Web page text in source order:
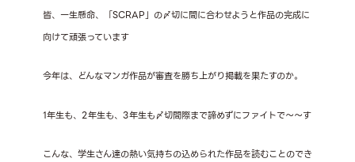
皆、一生懸命、「SCRAP」の〆切に間に合わせようと作品の完成に
向けて頑張っています
今年は、どんなマンガ作品が審査を勝ち上がり掲載を果たすのか。
1年生も、2年生も、3年生も〆切間際まで諦めずにファイトで～～す
こんな、学生さん達の熱い気持ちの込められた作品を読むことのでき